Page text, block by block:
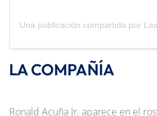
Una publicación compartida por
LA COMPAÑÍA
Ronald Acuña Jr. aparece en el